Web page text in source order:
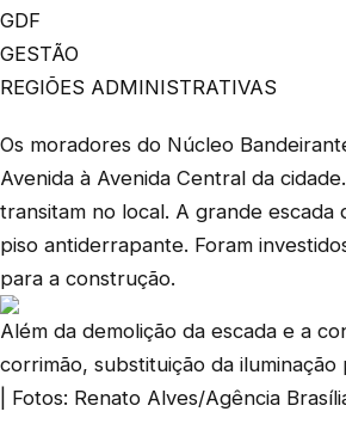
GDF
GESTÃO
REGIÕES ADMINISTRATIVAS
Os moradores do Núcleo
Avenida à Avenida Central da
transitam no local. A grande
piso antiderrapante. Foram
para a construção.
Além da demolição da escada e a
corrimão, substituição da
| Fotos: Renato Alves/Agência